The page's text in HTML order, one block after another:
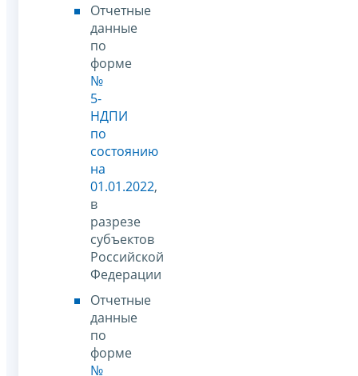
Отчетные
данные
по
форме
№
5-
НДПИ
по
состоянию
на
01.01.2022,
в
разрезе
субъектов
Российской
Федерации
Отчетные
данные
по
форме
№